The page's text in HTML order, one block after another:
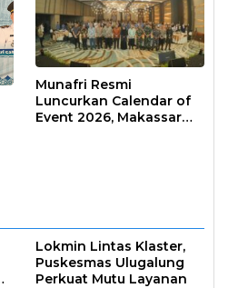
Munafri Resmi
Luncurkan Calendar of
Event 2026, Makassar
Lokmin Lintas Klaster,
Puskesmas Ulugalung
Perkuat Mutu Layanan